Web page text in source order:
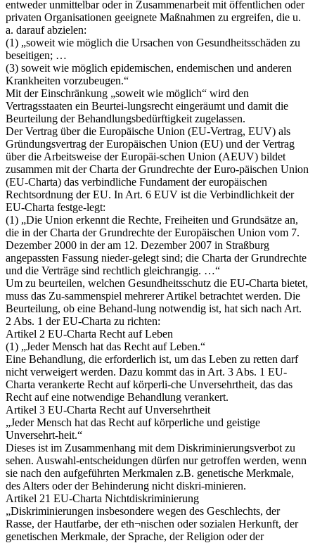
entweder unmittelbar oder in Zusammenarbeit mit öffentlichen oder
privaten Organisationen geeignete Maßnahmen zu ergreifen, die u.
a. darauf abzielen:
(1) „soweit wie möglich die Ursachen von Gesundheitsschäden zu
beseitigen; …
(3) soweit wie möglich epidemischen, endemischen und anderen
Krankheiten vorzubeugen.“
Mit der Einschränkung „soweit wie möglich“ wird den
Vertragsstaaten ein Beurtei-lungsrecht eingeräumt und damit die
Beurteilung der Behandlungsbedürftigkeit zugelassen.
Der Vertrag über die Europäische Union (EU-Vertrag, EUV) als
Gründungsvertrag der Europäischen Union (EU) und der Vertrag
über die Arbeitsweise der Europäi-schen Union (AEUV) bildet
zusammen mit der Charta der Grundrechte der Euro-päischen Union
(EU-Charta) das verbindliche Fundament der europäischen
Rechtsordnung der EU. In Art. 6 EUV ist die Verbindlichkeit der
EU-Charta festge-legt:
(1) „Die Union erkennt die Rechte, Freiheiten und Grundsätze an,
die in der Charta der Grundrechte der Europäischen Union vom 7.
Dezember 2000 in der am 12. Dezember 2007 in Straßburg
angepassten Fassung nieder-gelegt sind; die Charta der Grundrechte
und die Verträge sind rechtlich gleichrangig. …“
Um zu beurteilen, welchen Gesundheitsschutz die EU-Charta bietet,
muss das Zu-sammenspiel mehrerer Artikel betrachtet werden. Die
Beurteilung, ob eine Behand-lung notwendig ist, hat sich nach Art.
2 Abs. 1 der EU-Charta zu richten:
Artikel 2 EU-Charta Recht auf Leben
(1) „Jeder Mensch hat das Recht auf Leben.“
Eine Behandlung, die erforderlich ist, um das Leben zu retten darf
nicht verweigert werden. Dazu kommt das in Art. 3 Abs. 1 EU-
Charta verankerte Recht auf körperli-che Unversehrtheit, das das
Recht auf eine notwendige Behandlung verankert.
Artikel 3 EU-Charta Recht auf Unversehrtheit
„Jeder Mensch hat das Recht auf körperliche und geistige
Unversehrt-heit.“
Dieses ist im Zusammenhang mit dem Diskriminierungsverbot zu
sehen. Auswahl-entscheidungen dürfen nur getroffen werden, wenn
sie nach den aufgeführten Merkmalen z.B. genetische Merkmale,
des Alters oder der Behinderung nicht diskri-minieren.
Artikel 21 EU-Charta Nichtdiskriminierung
„Diskriminierungen insbesondere wegen des Geschlechts, der
Rasse, der Hautfarbe, der eth¬nischen oder sozialen Herkunft, der
genetischen Merkmale, der Sprache, der Religion oder der